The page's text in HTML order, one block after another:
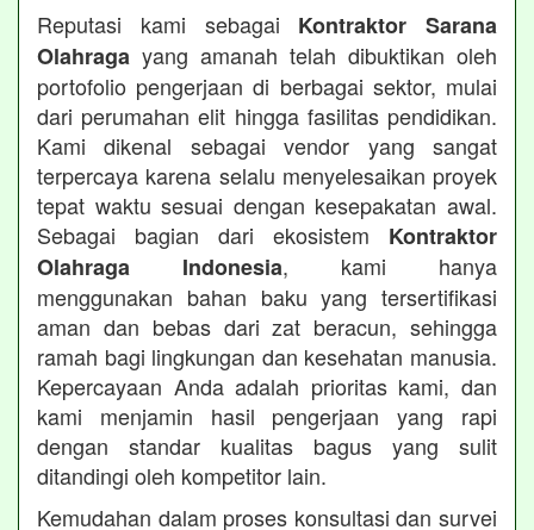
Reputasi kami sebagai Kontraktor Sarana
Olahraga yang amanah telah dibuktikan oleh
portofolio pengerjaan di berbagai sektor, mulai
dari perumahan elit hingga fasilitas pendidikan.
Kami dikenal sebagai vendor yang sangat
terpercaya karena selalu menyelesaikan proyek
tepat waktu sesuai dengan kesepakatan awal.
Sebagai bagian dari ekosistem Kontraktor
Olahraga Indonesia, kami hanya
menggunakan bahan baku yang tersertifikasi
aman dan bebas dari zat beracun, sehingga
ramah bagi lingkungan dan kesehatan manusia.
Kepercayaan Anda adalah prioritas kami, dan
kami menjamin hasil pengerjaan yang rapi
dengan standar kualitas bagus yang sulit
ditandingi oleh kompetitor lain.
Kemudahan dalam proses konsultasi dan survei